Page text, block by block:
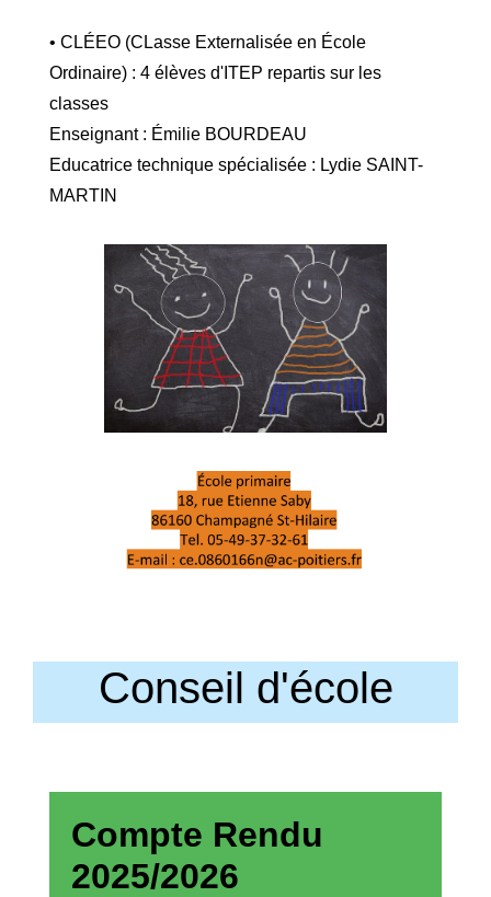
• CLÉEO (CLasse Externalisée en École
Ordinaire) : 4 élèves d'ITEP repartis sur les
classes
Enseignant : Émilie BOURDEAU
Educatrice technique spécialisée : Lydie SAINT-
MARTIN
Conseil d'école
Compte Rendu
2025/2026